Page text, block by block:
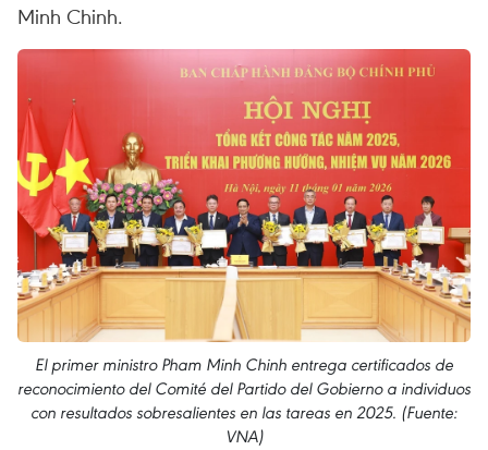
Minh Chinh.
El primer ministro Pham Minh Chinh entrega certificados de
reconocimiento del Comité del Partido del Gobierno a individuos
con resultados sobresalientes en las tareas en 2025. (Fuente:
VNA)